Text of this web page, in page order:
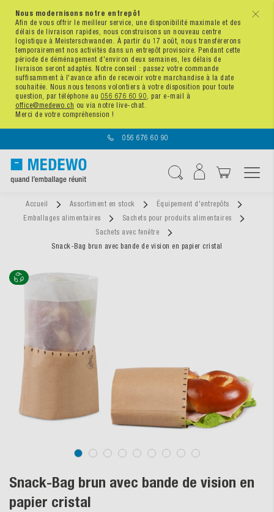
x
Nous modernisons notre entrepôt
Afin de vous offrir le meilleur service, une disponibilité maximale et des
délais de livraison rapides, nous construisons un nouveau centre
logistique à Meisterschwanden. À partir du 17 août, nous transférerons
temporairement nos activités dans un entrepôt provisoire. Pendant cette
période de déménagement d'environ deux semaines, les délais de
livraison seront adaptés. Notre conseil : passez votre commande
suffisamment à l'avance afin de recevoir votre marchandise à la date
souhaitée. Nous nous tenons volontiers à votre disposition pour toute
question, par téléphone au 056 676 60 90, par e-mail à
office@medewo.ch ou via notre live-chat.
Merci de votre compréhension !
056 676 60 90
Accueil Assortiment en stock
Équipement d'entrepôts
Emballages alimentaires
Sachets pour produits alimentaires
Sachets avec fenêtre
Snack-Bag brun avec bande de vision en papier cristal
Snack-Bag brun avec bande de vision en
papier cristal